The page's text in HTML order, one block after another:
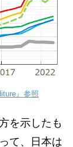
』参照
を示したも
て、日本は